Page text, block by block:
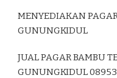
MENYEDIAKAN
GUNUNGKIDUL
JUAL PAGAR BAMBU
GUNUNGKIDUL